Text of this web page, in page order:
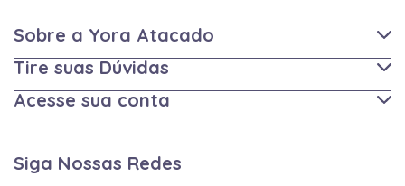
Sobre a Yora Atacado
Tire suas Dúvidas
Acesse sua conta
Siga Nossas Redes